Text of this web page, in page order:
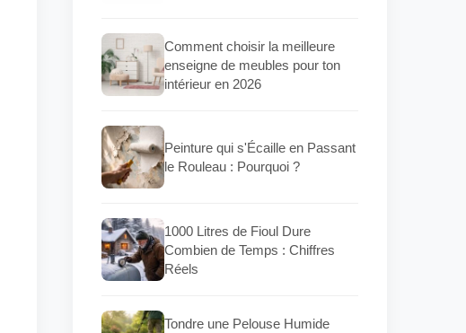
Comment choisir la meilleure
enseigne de meubles pour ton
intérieur en 2026
Peinture qui s'Écaille en Passant
le Rouleau : Pourquoi ?
1000 Litres de Fioul Dure
Combien de Temps : Chiffres
Réels
Tondre une Pelouse Humide